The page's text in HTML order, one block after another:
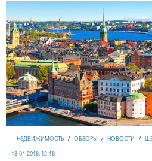
НЕДВИЖИМОСТЬ / ОБЗОРЫ / НОВОСТИ /
18-04-2018, 12:18